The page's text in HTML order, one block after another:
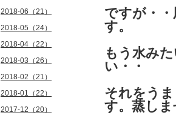
ですが・
す。
もう水み
い・・
それをう
す。蒸し
2018-06（21）
2018-05（24）
2018-04（22）
2018-03（26）
2018-02（21）
2018-01（22）
2017-12（20）